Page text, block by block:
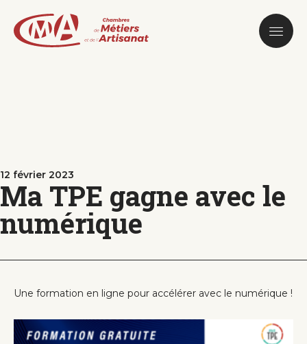
contenu
principal
12 février 2023
Ma TPE gagne avec le
numérique
Une formation en ligne pour accélérer avec le numérique !